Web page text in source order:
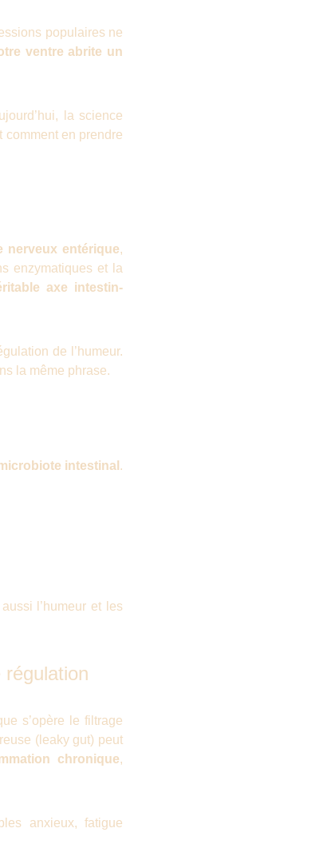
populaires ne
ventre abrite un
la science
comment en prendre
nerveux entérique,
enzymatiques et la
axe intestin-
de l’humeur.
la même phrase.
intestinal .
l’humeur et les
s’opère le filtrage
(leaky gut) peut
chronique,
anxieux, fatigue